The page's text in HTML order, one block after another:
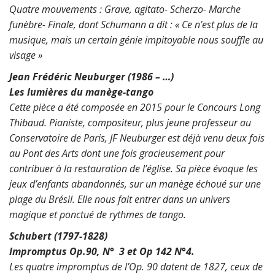
Quatre mouvements : Grave, agitato- Scherzo- Marche
funèbre- Finale, dont Schumann a dit : « Ce n’est plus de la
musique, mais un certain génie impitoyable nous souffle au
visage »
Jean Frédéric Neuburger (1986 – …)
Les lumières du manège-tango
Cette pièce a été composée en 2015 pour le Concours Long
Thibaud. Pianiste, compositeur, plus jeune professeur au
Conservatoire de Paris, JF Neuburger est déjà venu deux fois
au Pont des Arts dont une fois gracieusement pour
contribuer à la restauration de l’église. Sa pièce évoque les
jeux d’enfants abandonnés, sur un manège échoué sur une
plage du Brésil. Elle nous fait entrer dans un univers
magique et ponctué de rythmes de tango.
Schubert (1797-1828)
Impromptus Op.90, N° 3 et Op 142 N°4.
Les quatre impromptus de l’Op. 90 datent de 1827, ceux de